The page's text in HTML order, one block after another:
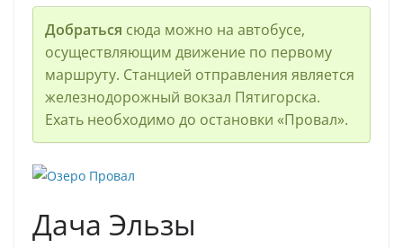
Добраться сюда можно на автобусе,
осуществляющим движение по первому
маршруту. Станцией отправления является
железнодорожный вокзал Пятигорска.
Ехать необходимо до остановки «Провал».
Дача Эльзы